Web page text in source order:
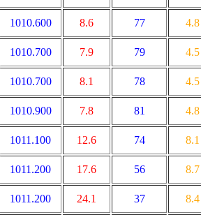
1010.600 8.6 77
4.8
1010.700 7.9 79
4.5
1010.700 8.1 78
4.5
1010.900 7.8 81
4.8
1011.100 12.6 74
8.1
1011.200 17.6 56
8.7
1011.200 24.1 37
8.4